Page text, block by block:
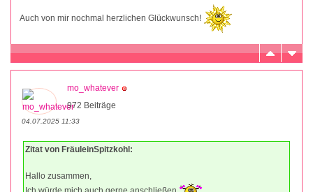
Auch von mir nochmal herzlichen Glückwunsch!
mo_whatever
972 Beiträge
04.07.2025 11:33
Zitat von FräuleinSpitzkohl:
Hallo zusammen,